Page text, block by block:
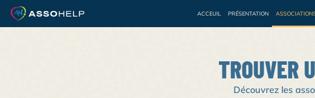
ACCEUIL PRÉSENTATION
TROUVER
Découvrez les